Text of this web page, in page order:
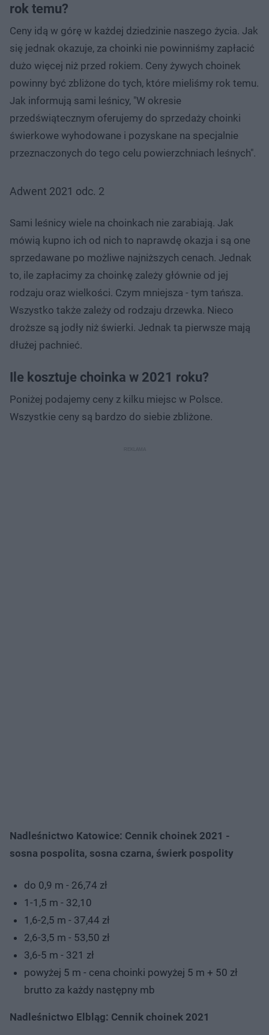
rok temu?
Ceny idą w górę w każdej dziedzinie naszego życia. Jak
się jednak okazuje, za choinki nie powinniśmy zapłacić
dużo więcej niż przed rokiem. Ceny żywych choinek
powinny być zbliżone do tych, które mieliśmy rok temu.
Jak informują sami leśnicy, "W okresie
przedświątecznym oferujemy do sprzedaży choinki
świerkowe wyhodowane i pozyskane na specjalnie
przeznaczonych do tego celu powierzchniach leśnych".
Adwent 2021 odc. 2
Sami leśnicy wiele na choinkach nie zarabiają. Jak
mówią kupno ich od nich to naprawdę okazja i są one
sprzedawane po możliwe najniższych cenach. Jednak
to, ile zapłacimy za choinkę zależy głównie od jej
rodzaju oraz wielkości. Czym mniejsza - tym tańsza.
Wszystko także zależy od rodzaju drzewka. Nieco
droższe są jodły niż świerki. Jednak ta pierwsze mają
dłużej pachnieć.
Ile kosztuje choinka w 2021 roku?
Poniżej podajemy ceny z kilku miejsc w Polsce.
Wszystkie ceny są bardzo do siebie zbliżone.
Nadleśnictwo Katowice: Cennik choinek 2021 -
sosna pospolita, sosna czarna, świerk pospolity
do 0,9 m - 26,74 zł
1-1,5 m - 32,10
1,6-2,5 m - 37,44 zł
2,6-3,5 m - 53,50 zł
3,6-5 m - 321 zł
powyżej 5 m - cena choinki powyżej 5 m + 50 zł
brutto za każdy następny mb
Nadleśnictwo Elbląg: Cennik choinek 2021